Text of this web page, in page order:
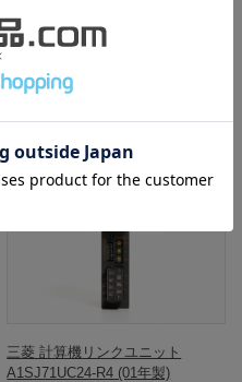
902483
三菱 計算機リンクユニット
A1SJ71UC24-R4 (01年製)